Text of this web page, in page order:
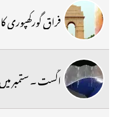
فراق گورکھپوری
اگست ۔ ستمبر